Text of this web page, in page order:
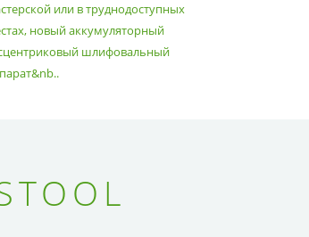
или в труднодоступных
новый аккумуляторный
шлифовальный